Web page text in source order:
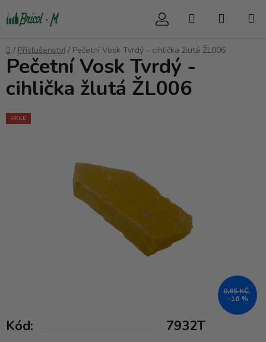
na
Hledat
Domů
/ Příslušenství / Pečetní Vosk Tvrdý - cihlička žlutá ŽL006
Kód: 7932T
Pečetní Vosk Tvrdý -
cihlička žlutá ŽL006
AKCE
0,85 KČ
–16 %